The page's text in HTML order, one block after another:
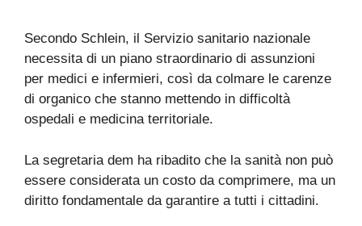
Secondo Schlein, il Servizio sanitario nazionale
necessita di un piano straordinario di assunzioni
per medici e infermieri, così da colmare le carenze
di organico che stanno mettendo in difficoltà
ospedali e medicina territoriale.
La segretaria dem ha ribadito che la sanità non può
essere considerata un costo da comprimere, ma un
diritto fondamentale da garantire a tutti i cittadini.